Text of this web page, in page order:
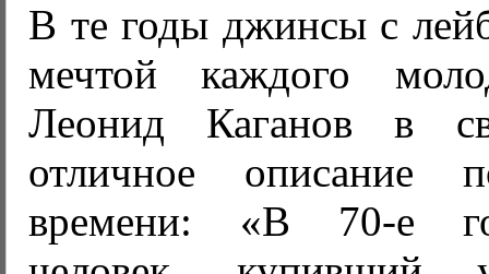
В те годы джинсы с
мечтой каждого
Леонид Каганов в
отличное описание
времени: «В 70-е